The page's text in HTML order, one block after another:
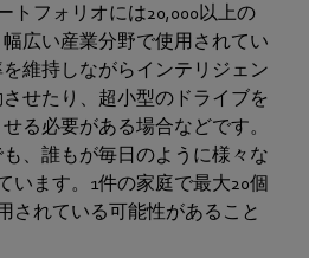
トフォリオには20,000以上の
広い産業分野で使用されてい
維持しながらインテリジェン
せたり、超小型のドライブを
る必要がある場合などです。
、誰もが毎日のように様々な
います。1件の家庭で最大20個
されている可能性があること